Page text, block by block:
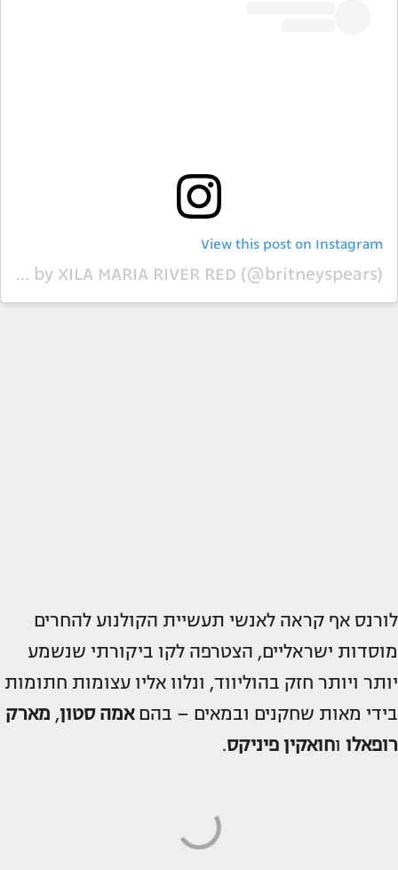
View this post on Instagram
A post shared by XILA MARIA RIVER RED (@britneyspears)
לורנס אף קראה לאנשי תעשיית הקולנוע להחרים
מוסדות ישראליים, הצטרפה לקו ביקורתי שנשמע
יותר ויותר חזק בהוליווד, ונלוו אליו עצומות חתומות
בידי מאות שחקנים ובמאים – בהםאמה סטון, מארק
רופאלו וחואקין פיניקס.